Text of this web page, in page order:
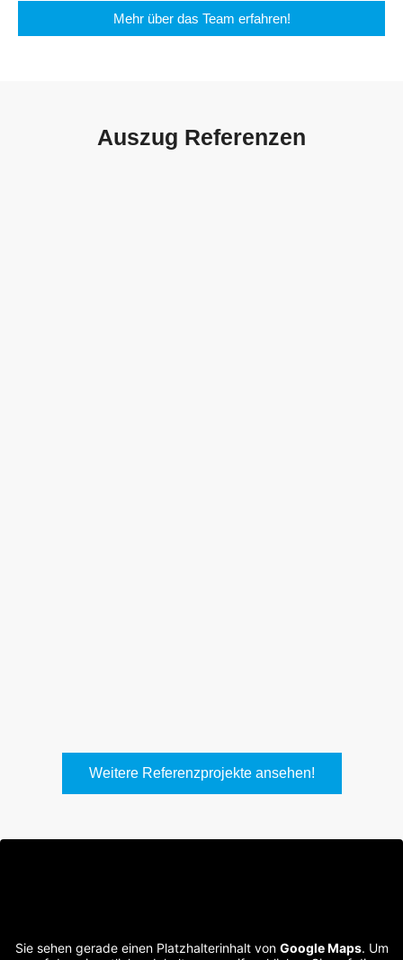
Mehr über das Team erfahren!
Auszug Referenzen
Weitere Referenzprojekte ansehen!
Sie sehen gerade einen Platzhalterinhalt von Google Maps. Um